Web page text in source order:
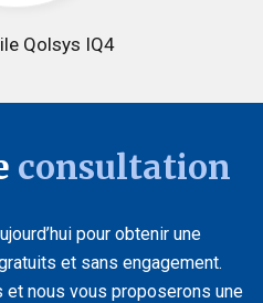
Qolsys IQ4
consultation
pour obtenir une
et sans engagement.
nous vous proposerons une